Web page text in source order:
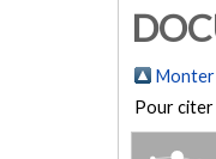
Monter
Pour